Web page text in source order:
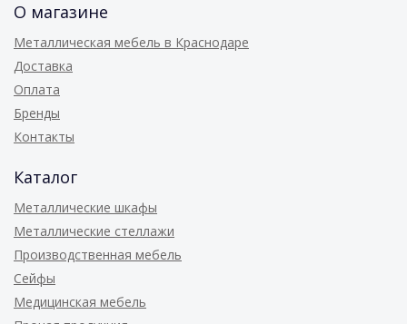
О магазине
Металлическая мебель в Краснодаре
Доставка
Оплата
Бренды
Контакты
Каталог
Металлические шкафы
Металлические стеллажи
Производственная мебель
Сейфы
Медицинская мебель